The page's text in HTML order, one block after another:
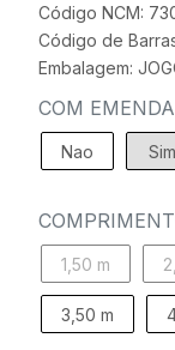
Código NCM:
Código de
Embalagem:
COM EMENDA
Nao Sim
1,50 m
3,50 m